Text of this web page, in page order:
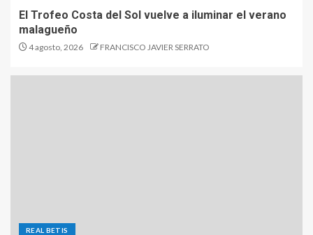
El Trofeo Costa del Sol vuelve a iluminar el verano
malagueño
4 agosto, 2026 FRANCISCO JAVIER SERRATO
REAL BETIS